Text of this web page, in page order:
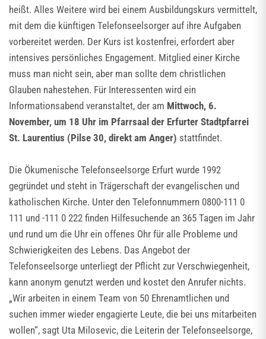
heißt. Alles Weitere wird bei einem Ausbildungskurs vermittelt,
mit dem die künftigen Telefonseelsorger auf ihre Aufgaben
vorbereitet werden. Der Kurs ist kostenfrei, erfordert aber
intensives persönliches Engagement. Mitglied einer Kirche
muss man nicht sein, aber man sollte dem christlichen
Glauben nahestehen. Für Interessenten wird ein
Informationsabend veranstaltet, der am Mittwoch, 6.
November, um 18 Uhr im Pfarrsaal der Erfurter Stadtpfarrei
St. Laurentius (Pilse 30, direkt am Anger) stattfindet.
Die Ökumenische Telefonseelsorge Erfurt wurde 1992
gegründet und steht in Trägerschaft der evangelischen und
katholischen Kirche. Unter den Telefonnummern 0800-111 0
111 und -111 0 222 finden Hilfesuchende an 365 Tagen im Jahr
und rund um die Uhr ein offenes Ohr für alle Probleme und
Schwierigkeiten des Lebens. Das Angebot der
Telefonseelsorge unterliegt der Pflicht zur Verschwiegenheit,
kann anonym genutzt werden und kostet den Anrufer nichts.
„Wir arbeiten in einem Team von 50 Ehrenamtlichen und
suchen immer wieder engagierte Leute, die bei uns mitarbeiten
wollen“, sagt Uta Milosevic, die Leiterin der Telefonseelsorge,